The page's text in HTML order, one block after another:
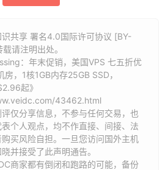
共享 署名4.0国际许可协议 [BY-
请注明出处。
：年末促销，美国VPS 七五折优
，1核1GB内存25GB SSD，
起》
43462.html
评仅分享信息，不参与任何交易，也
个人观点，均不作直接、间接、法
买风险自担。一旦您访问国外主机
并接受了此声明通告。
商家都有倒闭和跑路的可能，备份